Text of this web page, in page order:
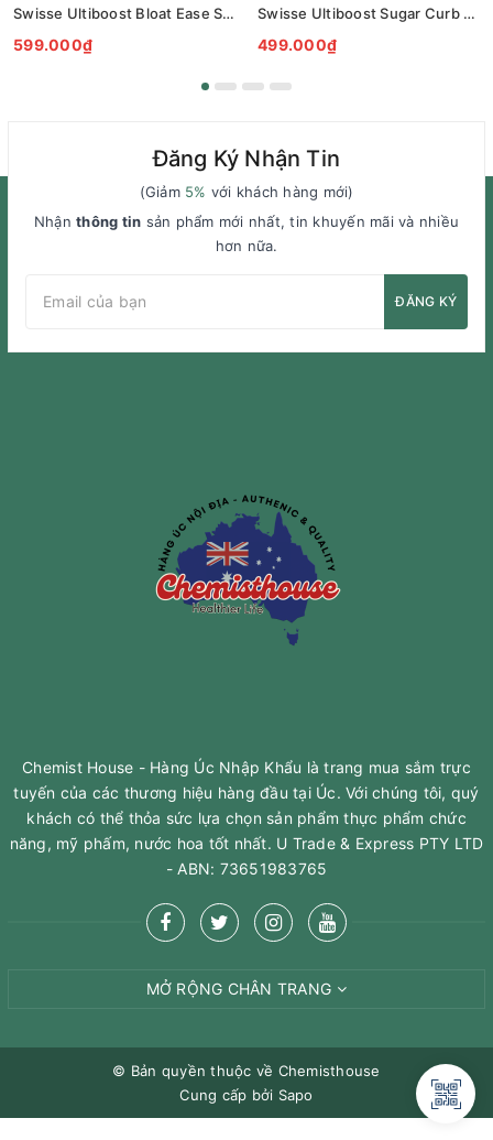
Swisse Ultiboost Bloat Ease Smart Melts 30 pack - Kẹo Ngậm Giảm Đầy Hơi Táo Bón Kèm Men Tiêu Hóa - Swisse Bloat Relief Smart Melt 30 Viên
599.000₫
Swisse Ultiboost Sugar Curb Smart Melts 30 pack - Viên uống dinh dưỡng được thiết kế để hỗ trợ giảm cảm giác thèm ăn đường và giúp duy trì một chế độ chuyển hóa cân bằng 30 viên.
499.000₫
Đăng Ký Nhận Tin
(Giảm 5% với khách hàng mới)
Nhậnthông tin sản phẩm mới nhất, tin khuyến mãi và nhiều
hơn nữa.
ĐĂNG KÝ
Chemist House - Hàng Úc Nhập Khẩu là trang mua sắm trực
tuyến của các thương hiệu hàng đầu tại Úc. Với chúng tôi, quý
khách có thể thỏa sức lựa chọn sản phẩm thực phẩm chức
năng, mỹ phấm, nước hoa tốt nhất. U Trade & Express PTY LTD
- ABN: 73651983765
MỞ RỘNG CHÂN TRANG
© Bản quyền thuộc về Chemisthouse
Cung cấp bởi Sapo